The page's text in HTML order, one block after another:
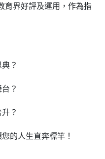
界好評及運用，作為指
？
？
？
的人生直奔標竿！